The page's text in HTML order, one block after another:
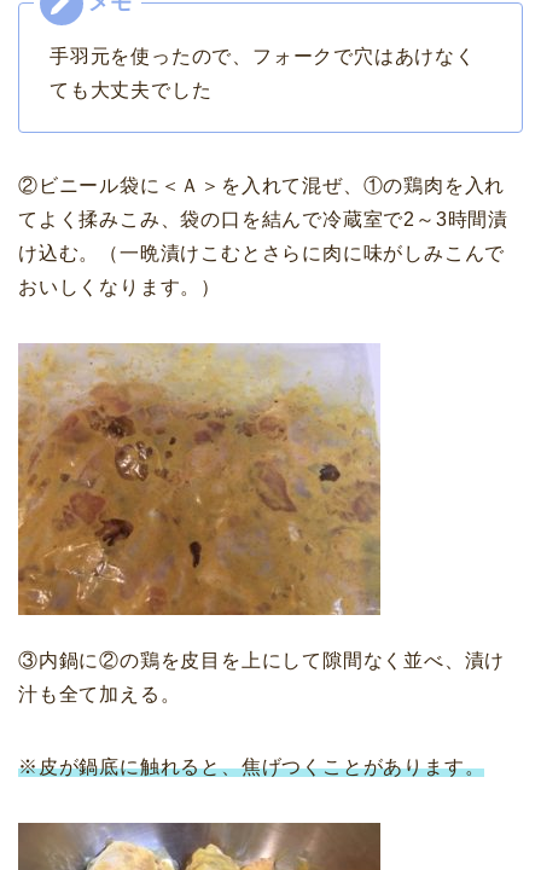
手羽元を使ったので、フォークで穴はあけなく
ても大丈夫でした
②ビニール袋に＜Ａ＞を入れて混ぜ、①の鶏肉を入れ
てよく揉みこみ、袋の口を結んで冷蔵室で2～3時間漬
け込む。（一晩漬けこむとさらに肉に味がしみこんで
おいしくなります。）
③内鍋に②の鶏を皮目を上にして隙間なく並べ、漬け
汁も全て加える。
※皮が鍋底に触れると、焦げつくことがあります。